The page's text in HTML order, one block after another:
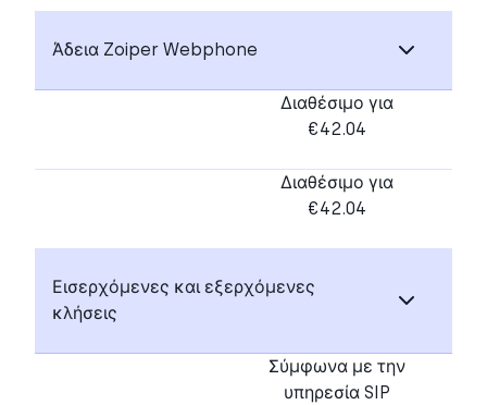
Άδεια Zoiper Webphone
Διαθέσιμο για
€42.04
Διαθέσιμο για
€42.04
Εισερχόμενες και εξερχόμενες
κλήσεις
Σύμφωνα με την
υπηρεσία SIP